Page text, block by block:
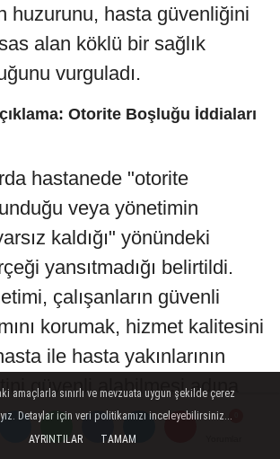
huzurunu, hasta güvenliğini
alan köklü bir sağlık
vurguladı.
Otorite Boşluğu İddiaları
hastanede "otorite
veya yönetimin
kaldığı" yönündeki
yansıtmadığı belirtildi.
çalışanların güvenli
korumak, hizmet kalitesini
ile hasta yakınlarının
güvenli alabilmesi adına
hassasiyetle takip ettiğini
amaçlarla sınırlı ve mevzuata uygun şekilde çerez
Detaylar için veri politikamızı inceleyebilirsiniz...
AYRINTILAR
TAMAM